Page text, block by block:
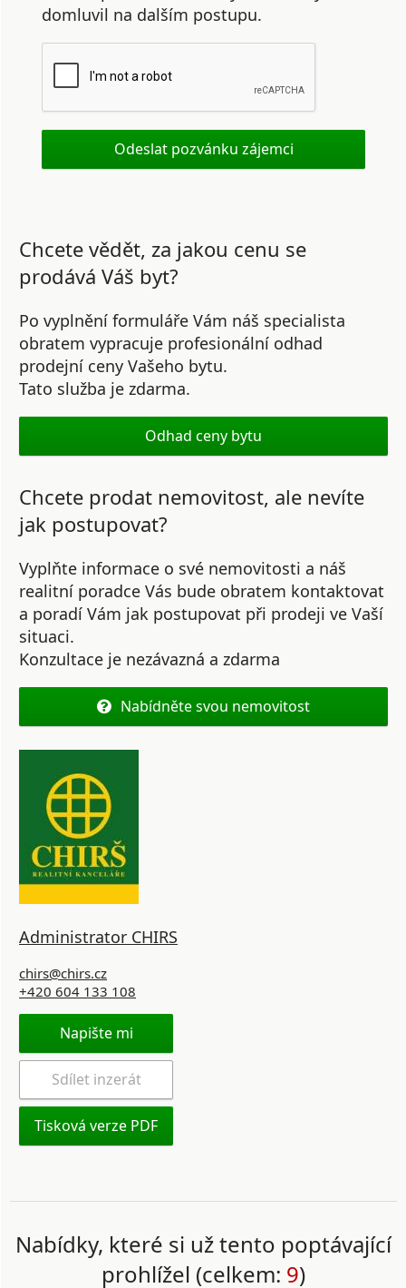
domluvil na dalším postupu.
Chcete vědět, za jakou cenu se
prodává Váš byt?
Po vyplnění formuláře Vám náš specialista
obratem vypracuje profesionální odhad
prodejní ceny Vašeho bytu.
Tato služba je zdarma.
Odhad ceny bytu
Chcete prodat nemovitost, ale nevíte
jak postupovat?
Vyplňte informace o své nemovitosti a náš
realitní poradce Vás bude obratem kontaktovat
a poradí Vám jak postupovat při prodeji ve Vaší
situaci.
Konzultace je nezávazná a zdarma
Nabídněte svou nemovitost
Administrator CHIRS
chirs@chirs.cz
+420 604 133 108
Napište mi
Sdílet inzerát
Tisková verze PDF
Nabídky, které si už tento poptávající
prohlížel (celkem: 9)